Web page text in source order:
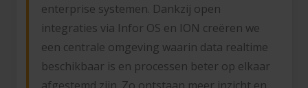
enterprise systemen. Dankzij open
integraties via Infor OS en ION creëren we
een centrale omgeving waarin data realtime
beschikbaar is en processen beter op elkaar
afgestemd zijn. Zo ontstaan meer inzicht en